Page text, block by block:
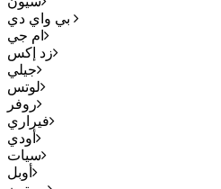
ام جي
زد إكس
جيلي
لوتس
روفر
فيراري
أودي
سيات
أوبل